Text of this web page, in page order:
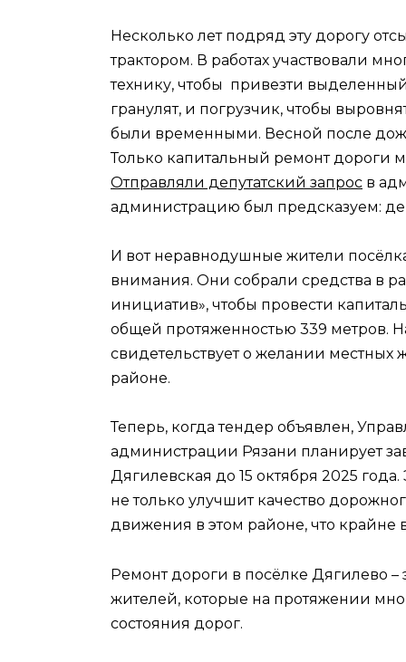
Несколько лет подряд эту дорогу
трактором. В работах участвовали
технику, чтобы привезти
гранулят, и погрузчик, чтобы
были временными. Весной после
Только капитальный ремонт дороги
Отправляли депутатский запрос в
администрацию был предсказуем:
И вот неравнодушные жители
внимания. Они собрали средства в
инициатив», чтобы провести
общей протяженностью 339 метров.
свидетельствует о желании
районе.
Теперь, когда тендер объявлен,
администрации Рязани планирует
Дягилевская до 15 октября 2025
не только улучшит качество
движения в этом районе, что крайне
Ремонт дороги в посёлке Дягилево
жителей, которые на протяжении
состояния дорог.